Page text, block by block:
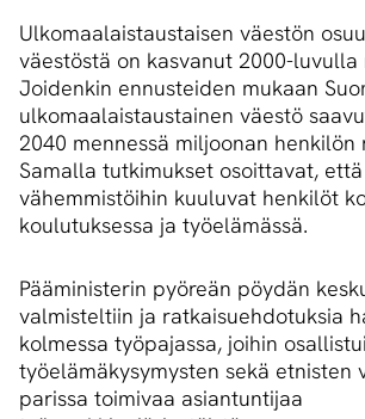
Ulkomaalaistaustaisen väestön
väestöstä on kasvanut 2000-
Joidenkin ennusteiden mukaan
ulkomaalaistaustainen väestö
2040 mennessä miljoonan henkilön
Samalla tutkimukset osoittavat,
vähemmistöihin kuuluvat henkilöt
koulutuksessa ja työelämässä.
Pääministerin pyöreän pöydän
valmisteltiin ja ratkaisuehdotuksia
kolmessa työpajassa, joihin
työelämäkysymysten sekä etnisten
parissa toimivaa asiantuntijaa